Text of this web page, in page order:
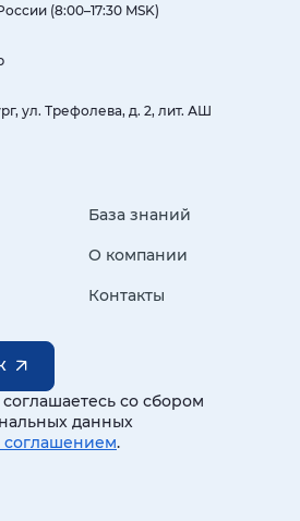
(8:00–17:30 MSK)
ул. Трефолева, д. 2, лит. АШ
База знаний
О компании
Контакты
со сбором
данных
соглашением.